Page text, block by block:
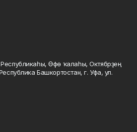
Өфө ҡалаһы, Октябрҙең
Башкортостан, г. Уфа, ул.